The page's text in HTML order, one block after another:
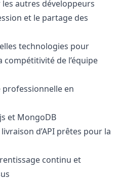
autres développeurs
et le partage des
technologies pour
compétitivité de l’équipe
professionnelle en
et MongoDB
d’API prêtes pour la
continu et